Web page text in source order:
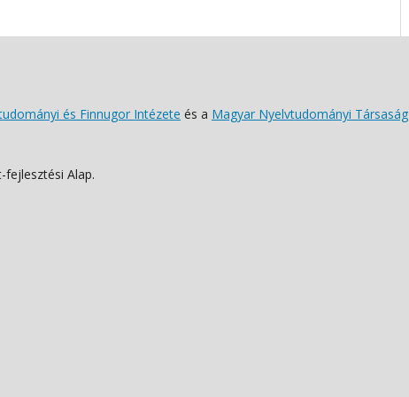
és Finnugor Intézete és a Magyar Nyelvtudományi Társaság
fejlesztési Alap.